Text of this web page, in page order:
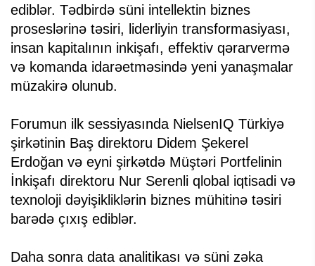
ediblər. Tədbirdə süni intellektin biznes
proseslərinə təsiri, liderliyin transformasiyası,
insan kapitalının inkişafı, effektiv qərarvermə
və komanda idarəetməsində yeni yanaşmalar
müzakirə olunub.
Forumun ilk sessiyasında NielsenIQ Türkiyə
şirkətinin Baş direktoru Didem Şekerel
Erdoğan və eyni şirkətdə Müştəri Portfelinin
İnkişafı direktoru Nur Serenli qlobal iqtisadi və
texnoloji dəyişikliklərin biznes mühitinə təsiri
barədə çıxış ediblər.
Daha sonra data analitikası və süni zəka